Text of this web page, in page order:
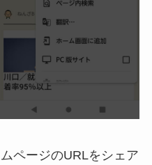
ページのURLをシェア